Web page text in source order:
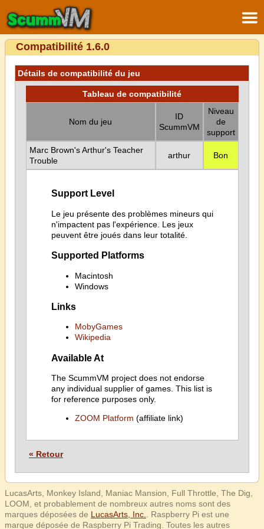
Compatibilité 1.6.0
Détails de compatibilité du jeu
Tableau de compatibilité
Nom du jeu
ID
ScummVM
Niveau
de
support
Marc Brown's Arthur's Teacher
Trouble
arthur Bon
Support Level
Le jeu présente des problèmes mineurs qui
n'impactent pas l'expérience. Les jeux
peuvent être joués dans leur totalité.
Supported Platforms
Macintosh
Windows
Links
MobyGames
Wikipedia
Available At
The ScummVM project does not endorse
any individual supplier of games. This list is
for reference purposes only.
ZOOM Platform (affiliate link)
« Retour
LucasArts, Monkey Island, Maniac Mansion, Full Throttle, The Dig,
LOOM, et probablement de nombreux autres noms sont des
marques déposées de LucasArts, Inc.
. Raspberry Pi est une
marque déposée de Raspberry Pi Trading. Toutes les autres